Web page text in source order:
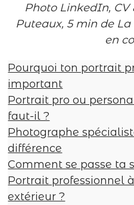
Photo LinkedIn, CV
Puteaux, 5 min de
en
Pourquoi ton portrait
important
Portrait pro ou
faut-il ?
Photographe
différence
Comment se passe ta
Portrait professionnel
extérieur ?